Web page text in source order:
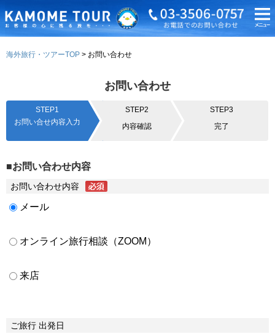
海外旅行・ツアーTOP お問い合わせ
お問い合わせ
STEP1
お問い合せ内容入力
STEP2
内容確認
STEP3
完了
■お問い合わせ内容
お問い合わせ内容
メール
オンライン旅行相談（ZOOM）
来店
ご旅行 出発日